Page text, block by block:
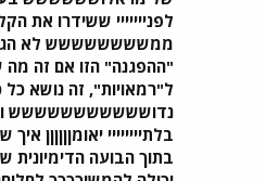
לפנייייייי ששידרו את
ממשששששששש לא
"ההפגנה" הזו אם זה
ל"רמאויות", זה נושא כל
נדוששששששששששש
בלתיייייייי יאומןןןןןן
בתוך הבועה הדימיונית